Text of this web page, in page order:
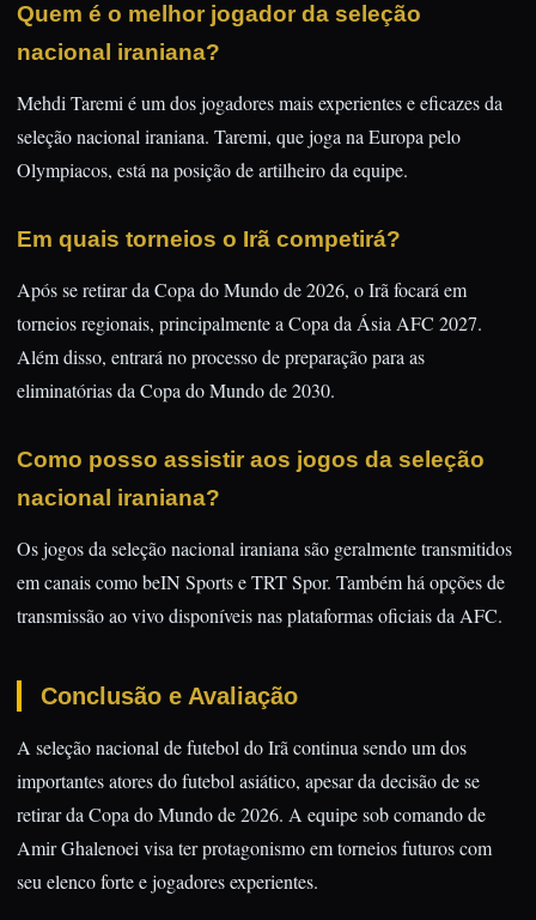
Quem é o melhor jogador da seleção
nacional iraniana?
Mehdi Taremi é um dos jogadores mais experientes e eficazes da
seleção nacional iraniana. Taremi, que joga na Europa pelo
Olympiacos, está na posição de artilheiro da equipe.
Em quais torneios o Irã competirá?
Após se retirar da Copa do Mundo de 2026, o Irã focará em
torneios regionais, principalmente a Copa da Ásia AFC 2027.
Além disso, entrará no processo de preparação para as
eliminatórias da Copa do Mundo de 2030.
Como posso assistir aos jogos da seleção
nacional iraniana?
Os jogos da seleção nacional iraniana são geralmente transmitidos
em canais como beIN Sports e TRT Spor. Também há opções de
transmissão ao vivo disponíveis nas plataformas oficiais da AFC.
Conclusão e Avaliação
A seleção nacional de futebol do Irã continua sendo um dos
importantes atores do futebol asiático, apesar da decisão de se
retirar da Copa do Mundo de 2026. A equipe sob comando de
Amir Ghalenoei visa ter protagonismo em torneios futuros com
seu elenco forte e jogadores experientes.